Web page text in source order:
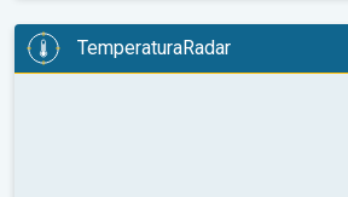
TemperaturaRadar